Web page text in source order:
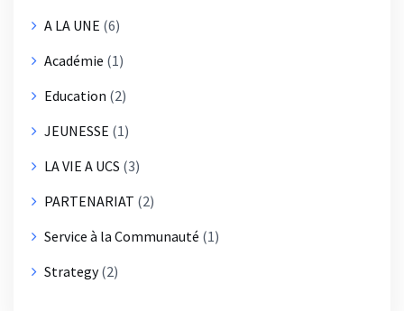
A LA UNE (6)
Académie (1)
Education (2)
JEUNESSE (1)
LA VIE A UCS (3)
PARTENARIAT (2)
Service à la Communauté (1)
Strategy(2)